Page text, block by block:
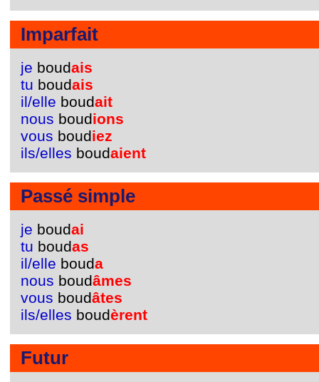
Imparfait
je boudais
tu boudais
il/elle boudait
nous boudions
vous boudiez
ils/elles boudaient
Passé simple
je boudai
tu boudas
il/elle bouda
nous boudâmes
vous boudâtes
ils/elles boudèrent
Futur